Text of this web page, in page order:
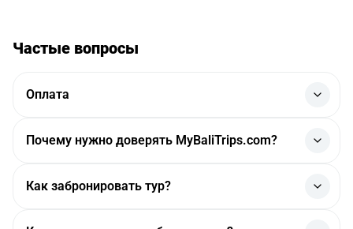
Частые вопросы
Оплата
платежный агрегатор. Деньги поступают мгновенно.
Некоторые услуги на нашем сайте вы можете
Почему нужно доверять MyBaliTrips.com?
продаж туров и экскурсий по Бали и другим островам
Как забронировать тур?